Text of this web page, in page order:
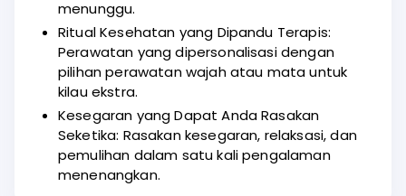
menunggu.
Ritual Kesehatan yang Dipandu Terapis:
Perawatan yang dipersonalisasi dengan
pilihan perawatan wajah atau mata untuk
kilau ekstra.
Kesegaran yang Dapat Anda Rasakan
Seketika: Rasakan kesegaran, relaksasi, dan
pemulihan dalam satu kali pengalaman
menenangkan.